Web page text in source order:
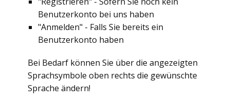
Benutzerkonto bei uns haben
"Anmelden" - Falls Sie bereits ein
Benutzerkonto haben
Bei Bedarf können Sie über die angezeigten
Sprachsymbole oben rechts die gewünschte
Sprache ändern!